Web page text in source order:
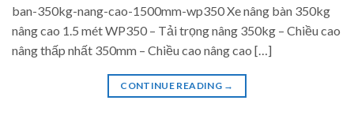
ban-350kg-nang-cao-1500mm-wp350 Xe nâng bàn 350kg
nâng cao 1.5 mét WP350 – Tải trọng nâng 350kg – Chiều cao
nâng thấp nhất 350mm – Chiều cao nâng cao […]
CONTINUE READING →